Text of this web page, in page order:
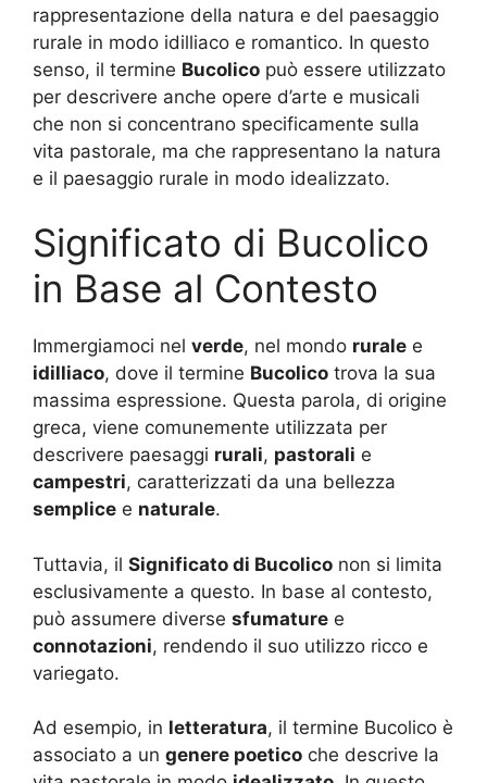
rappresentazione della natura e del paesaggio
rurale in modo idilliaco e romantico. In questo
senso, il termine Bucolico può essere utilizzato
per descrivere anche opere d’arte e musicali
che non si concentrano specificamente sulla
vita pastorale, ma che rappresentano la natura
e il paesaggio rurale in modo idealizzato.
Significato di Bucolico
in Base al Contesto
Immergiamoci nel verde, nel mondo rurale e
idilliaco, dove il termine Bucolico trova la sua
massima espressione. Questa parola, di origine
greca, viene comunemente utilizzata per
descrivere paesaggi rurali, pastorali e
campestri, caratterizzati da una bellezza
semplice e naturale.
Tuttavia, il Significato di Bucolico non si limita
esclusivamente a questo. In base al contesto,
può assumere diverse sfumature e
connotazioni, rendendo il suo utilizzo ricco e
variegato.
Ad esempio, in letteratura, il termine Bucolico è
associato a un genere poetico che descrive la